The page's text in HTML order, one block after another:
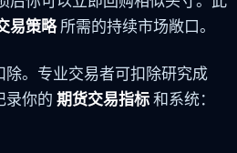
易策略所需的持续市场敞口。
。专业交易者可扣除研究成
录你的 期货交易指标和系统：